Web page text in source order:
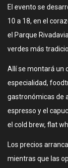
El evento se
10 a 18, en el
el Parque
verdes más
Allí se montará un
especialidad,
gastronómicas de
espresso y el
el cold brew, flat
Los precios
mientras que las